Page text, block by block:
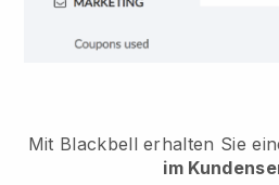
Mit Blackbell erhalten Sie
im